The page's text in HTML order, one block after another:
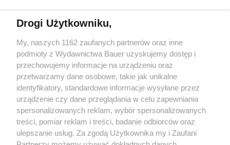
znaków zodiaku
ASTROLOŻKA LENA
ZODIAK
Drogi Użytkowniku,
My, naszych 1162 zaufanych partnerów oraz inne
podmioty z Wydawnictwa Bauer uzyskujemy dostęp i
przechowujemy informacje na urządzeniu oraz
przetwarzamy dane osobowe, takie jak unikalne
identyfikatory, standardowe informacje wysyłane przez
urządzenie czy dane przeglądania w celu zapewniania
spersonalizowanych reklam, wybór spersonalizowanych
treści, pomiar reklam i treści, badanie odbiorców oraz
ulepszanie usług. Za zgodą Użytkownika my i Zaufani